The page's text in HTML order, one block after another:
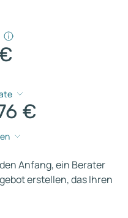
€
Anfang, ein Berater
erstellen, das Ihren